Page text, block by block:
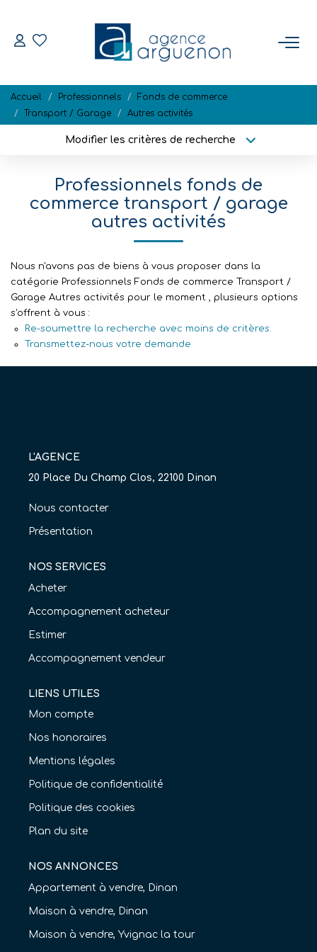
Nos Biens Disponibles
Estimation
Biens Vendus
NOTRE RÉGION
L'AGENCE
Nos Agences
Équipe
Accueil Professionnels
Fonds de commerce
Transport / Garage
Autres activités
Modifier les critères de recherche
Surface min Budget max
Plus de critères Créer une alerte
Professionnels fonds de
commerce transport / garage
autres activités
Nous n'avons pas de biens à vous proposer dans la
catégorie Professionnels Fonds de commerce Transport /
Garage Autres activités pour le moment , plusieurs options
s'offrent à vous :
Re-soumettre la recherche avec moins de critères.
Transmettez-nous votre demande
L'AGENCE
20 Place Du Champ Clos, 22100 Dinan
Nous contacter
Présentation
NOS SERVICES
Acheter
Accompagnement acheteur
Estimer
Accompagnement vendeur
LIENS UTILES
Mon compte
Nos honoraires
Mentions légales
Politique de confidentialité
Politique des cookies
Plan du site
NOS ANNONCES
Appartement à vendre, Dinan
Maison à vendre, Dinan
Maison à vendre, Yvignac la tour